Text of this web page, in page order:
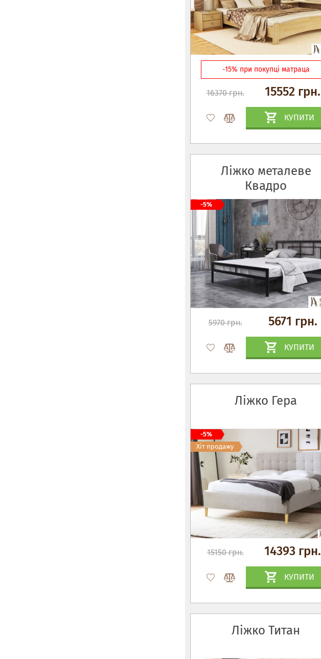
-15% при покупці матраца
16370 грн. 15552 грн.
КУПИТИ
Ліжко металеве
Квадро
5970 грн. 5671 грн.
КУПИТИ
-5%
Ліжко Гера
15150 грн. 14393 грн.
КУПИТИ
-5%
Хіт продажу
Ліжко Титан